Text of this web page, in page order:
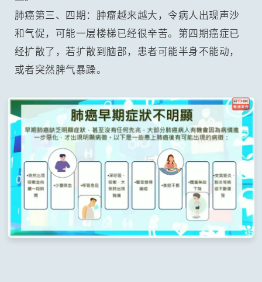
肺癌第三、四期：肿瘤越来越大，令病人出现声沙
和气促，可能一层楼梯已经很辛苦。第四期癌症已
经扩散了，若扩散到脑部，患者可能半身不能动，
或者突然脾气暴躁。